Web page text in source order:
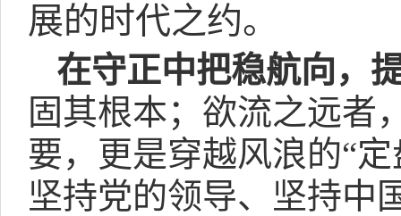
展的时代之约。
在守正中把稳航向，
固其根本；欲流之远者
要，更是穿越风浪的“
坚持党的领导、坚持中